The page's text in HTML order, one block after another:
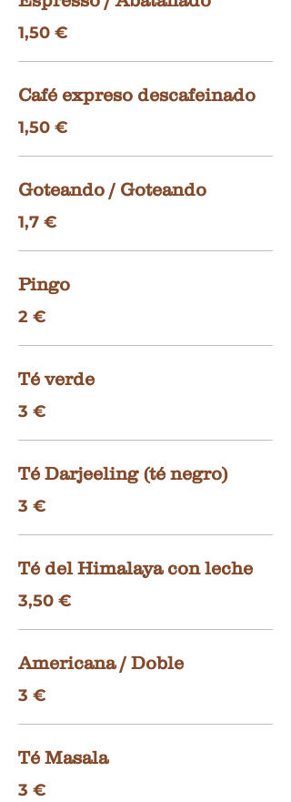
1,50 €
Café expreso descafeinado
1,50 €
Goteando / Goteando
1,7 €
Pingo
2 €
Té verde
3 €
Té Darjeeling (té negro)
3 €
Té del Himalaya con leche
3,50 €
Americana / Doble
3 €
Té Masala
3 €